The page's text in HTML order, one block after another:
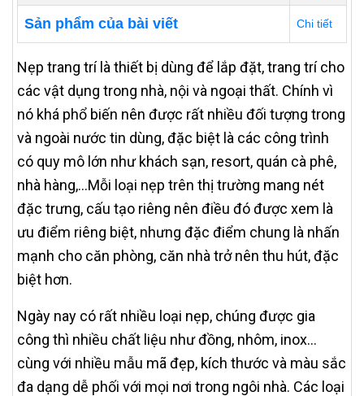
Sản phẩm của bài viết Chi tiết
Nẹp trang trí là thiết bị dùng để lắp đặt, trang trí cho
các vật dụng trong nhà, nội và ngoại thất. Chính vì
nó khá phổ biến nên được rất nhiều đối tượng trong
và ngoài nước tin dùng, đặc biệt là các công trình
có quy mô lớn như khách sạn, resort, quán cà phê,
nhà hàng,...Mỗi loại nẹp trên thị trường mang nét
đặc trưng, cấu tạo riêng nên điều đó được xem là
ưu điểm riêng biệt, nhưng đặc điểm chung là nhấn
mạnh cho căn phòng, căn nhà trở nên thu hút, đặc
biệt hơn.
Ngày nay có rất nhiều loại nẹp, chúng được gia
công thì nhiều chất liệu như đồng, nhôm, inox...
cùng với nhiều mẫu mã đẹp, kích thước và màu sắc
đa dạng dễ phối với mọi nơi trong ngôi nhà. Các loại